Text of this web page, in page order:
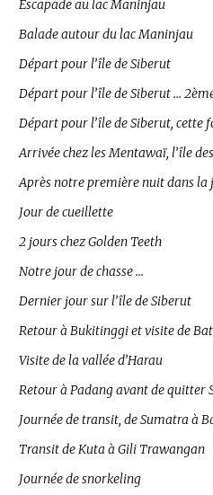
Escapade au lac Maninjau
Balade autour du lac Maninjau
Départ pour l’île de Siberut
Départ pour l’île de Siberut …
Départ pour l’île de Siberut, cette
Arrivée chez les Mentawaï, l’île
Après notre première nuit dans la
Jour de cueillette
2 jours chez Golden Teeth
Notre jour de chasse …
Dernier jour sur l’île de Siberut
Retour à Bukitinggi et visite de
Visite de la vallée d’Harau
Retour à Padang avant de quitter
Journée de transit, de Sumatra à
Transit de Kuta à Gili Trawangan
Journée de snorkeling